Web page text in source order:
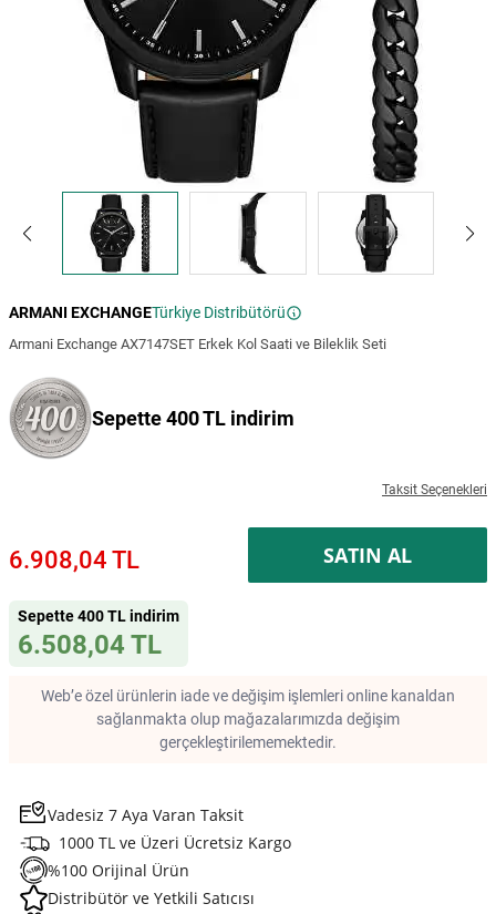
ARMANI EXCHANGETürkiye Distribütörü
Armani Exchange AX7147SET Erkek Kol Saati ve Bileklik Seti
Sepette 400 TL indirim
Taksit Seçenekleri
6.908,04 TL SATIN AL
Sepette 400 TL indirim
6.508,04 TL
Web’e özel ürünlerin iade ve değişim işlemleri online kanaldan
sağlanmakta olup mağazalarımızda değişim
gerçekleştirilememektedir.
Vadesiz 7 Aya Varan Taksit
1000 TL ve Üzeri Ücretsiz Kargo
%100 Orijinal Ürün
Distribütör ve Yetkili Satıcısı